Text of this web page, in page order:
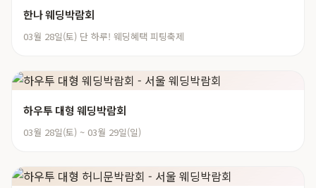
한나 웨딩박람회
03월 28일(토) 단 하루! 웨딩혜택 피팅축제
하우투 대형 웨딩박람회
03월 28일(토) ~ 03월 29일(일)